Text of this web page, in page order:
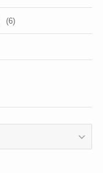
(6)